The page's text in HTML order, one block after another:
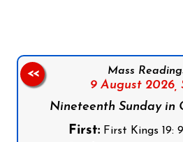
Mass
9 August 2026,
Nineteenth Sunday in
First: First Kings 19:
<<